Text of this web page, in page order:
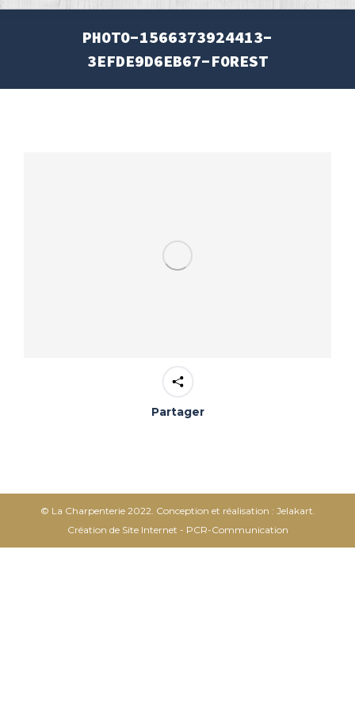
PHOTO-1566373924413-
3EFDE9D6EB67-FOREST
Partager
© La Charpenterie 2022. Conception et réalisation : Jelakart.
Création de Site Internet - PCR-Communication